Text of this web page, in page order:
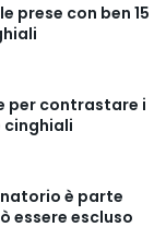
prese con ben 15
per contrastare i
cinghiali
è parte
essere escluso